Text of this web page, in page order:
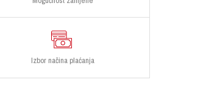
Izbor načina plaćanja